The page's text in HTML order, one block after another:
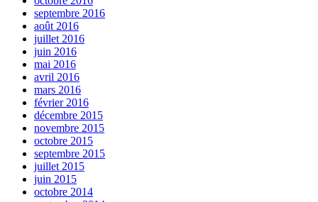
septembre 2016
août 2016
juillet 2016
juin 2016
mai 2016
avril 2016
mars 2016
février 2016
décembre 2015
novembre 2015
octobre 2015
septembre 2015
juillet 2015
juin 2015
octobre 2014